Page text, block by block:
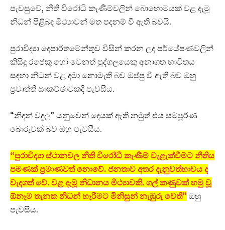
පැවසුවේ, නීති විරෝධී කැණීම්වලින් බොහොමයක් වළ දැමූ
නිධන් පිළිබඳ මිථ්‍යාවන් මත පදනම් වී ඇති බවයි.
පුරාවිද්‍යා දෙපාර්තමේන්තුව විසින් කරන ලද පර්යේෂණවලින්
කිසිදු රජෙකු හෝ වෙනත් පුද්ගලයෙකු අනාගත භාවිතය
සඳහා නිධන් වළ දමා නොමැති බව ඔප්පු වී ඇති බව ඔහු
ප්‍රවෘත්ති සාකච්ඡාවකදී පැවසීය.
“නිදන් වදුල” යනුවෙන් දෙයක් ඇති නමුත් එය සම්පූර්ණ
බොරුවක් බව ඔහු පැවසීය.
“පුරාවිද්‍යා ස්ථානවල නීති විරෝධී කැණීම් වැළැක්වීමට නීතිය
පමණක් ප්‍රමාණවත් නොවේ. ජනතාව අතර දැනුවත්භාවය ද
වැදගත් වේ. වළ දැමූ නිධානය මිථ්‍යාවකි. ගල් කණුවක් හමු වූ
ඕනෑම තැනක නිධන් හෑරීමට මිනිසුන් නැඹුරු වෙති” ඔහු
පැවසීය.